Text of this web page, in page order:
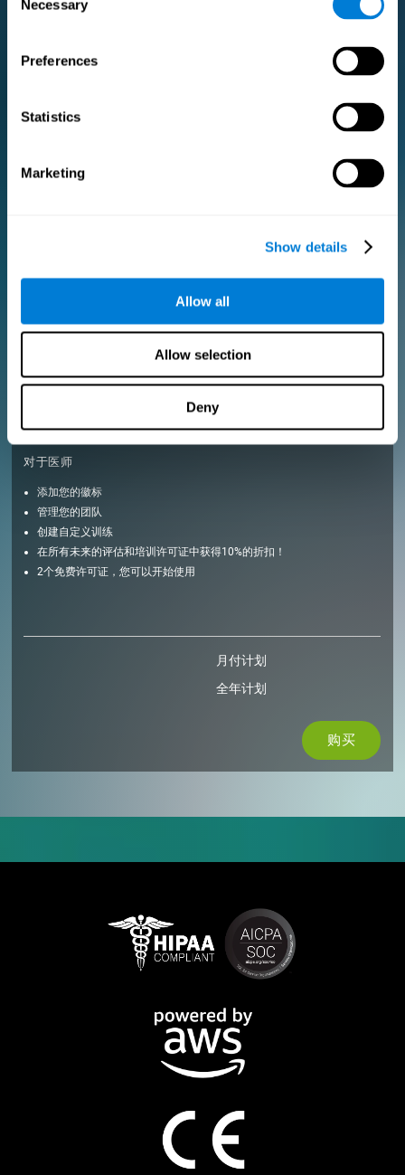
Selection
Necessary
Preferences
Statistics
Marketing
Show details
Allow all
Allow selection
Deny
订阅专业版
管理您的团队
在所有未来的评估和培训许可证中获得10%的折扣！
月付计划
全年计划
对于医师
添加您的徽标
管理您的团队
创建自定义训练
在所有未来的评估和培训许可证中获得10%的折扣！
2个免费许可证，您可以开始使用
月付计划
全年计划
购买